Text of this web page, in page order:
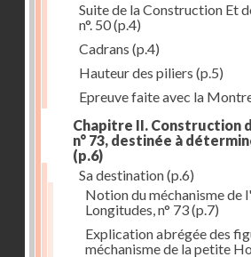
Suite de la Construction Et
n°. 50(p.4)
Cadrans (p.4)
Hauteur des piliers (p.5)
Epreuve faite avec la
Chapitre II. Construction
n° 73, destinée à
(p.6)
Sa destination(p.6)
Notion du méchanisme
Longitudes, n° 73(p.7)
Explication abrégée des
méchanisme de la petite